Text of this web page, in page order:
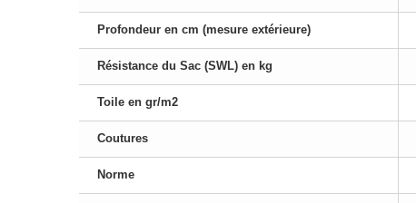
Profondeur en cm (mesure extérieure)
Résistance du Sac (SWL) en kg
Toile en gr/m2
Coutures
Norme